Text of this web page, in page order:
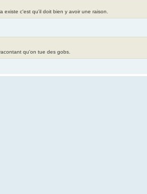
existe c'est qu'il doit bien y avoir une raison.
qu'on tue des gobs.